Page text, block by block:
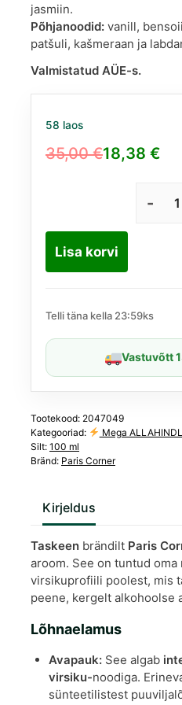
jasmiin.
Põhjanoodid: vanill,
patšuli, kašmeraan ja
Valmistatud AÜE-s.
58 laos
35,00€
Algne
35,00 €.
18,38 €
Praegune
18,38 €.
Lisa korvi
Telli täna kella 23:59ks
Vastuvõtt
Tootekood: 2047049
Kategooriad:
Mega
Silt: 100 ml
Bränd: Paris Corner
Kirjeldus
Taskeen brändilt Paris
aroom. See on tuntud oma
virsikuprofiili poolest, mis
peene, kergelt alkohoolse
Lõhnaelamus
Avapauk:See algab
virsiku-noodiga.
sünteetilistest